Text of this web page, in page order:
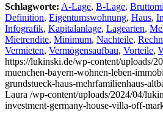
Schlagworte: A-Lage, B-Lage,
Definition, Eigentumswohnung, Haus,
Infografik, Kapitalanlage, Lagearten,
Mietrendite, Minimum, Nachteile,
Vermieten, Vermögensaufbau, Vorteile,
https://lukinski.de/wp-content/uploads/
muenchen-bayern-wohnen-leben-
grundstueck-haus-mehrfamilienhaus-
Laura /wp-content/uploads/2024/04/
investment-germany-house-villa-off-